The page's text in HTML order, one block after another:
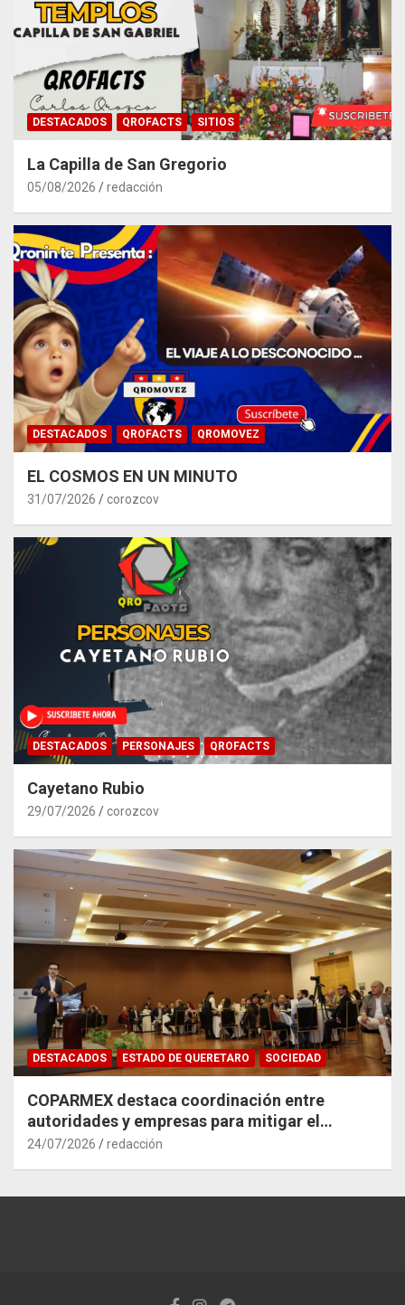
DESTACADOS QROFACTS SITIOS
La Capilla de San Gregorio
05/08/2026 redacción
DESTACADOS QROFACTS QROMOVEZ
EL COSMOS EN UN MINUTO
31/07/2026 corozcov
DESTACADOS PERSONAJES QROFACTS
Cayetano Rubio
29/07/2026 corozcov
DESTACADOS ESTADO DE QUERETARO SOCIEDAD
COPARMEX destaca coordinación entre
autoridades y empresas para mitigar el
impacto del Tren México–Querétaro
24/07/2026 redacción